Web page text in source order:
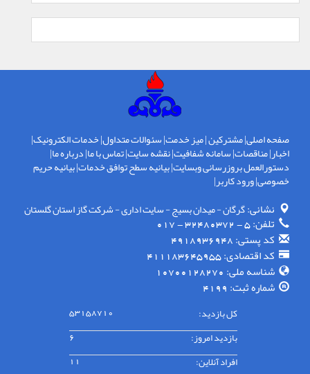
صفحه اصلی|مشترکین|میز خدمت|سئوالات متداول|خدمات الکترونیک|
اخبار|مناقصات|سامانه شفافیت|نقشه سایت|تماس با ما|درباره ما|
دستورالعمل بروزرسانی وبسایت|بیانیه سطح توافق خدمات|بیانیه حریم
خصوصی|ورود کاربر|
نشانی:گرگان - ميدان بسيج - سايت اداری - شركت گاز استان گلستان
تلفن: 5 - 32480372 - 017
کد پستی: 4918936948
کد اقتصادی: 411183645955
شناسه ملی: 10700128270
شماره ثبت: 4199
کل بازدید: 53158710
بازدید امروز: 6
افراد آنلاین: 11